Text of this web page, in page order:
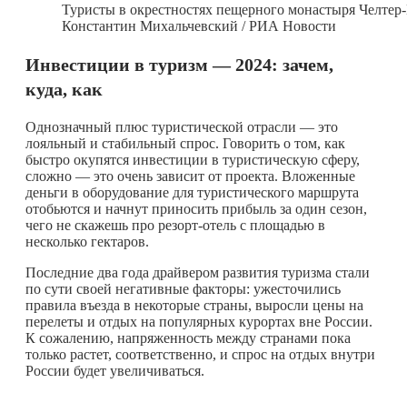
Туристы в окрестностях пещерного монастыря
Константин Михальчевский / РИА Новости
Инвестиции в туризм — 2024: зачем,
куда, как
Однозначный плюс туристической отрасли — это
лояльный и стабильный спрос. Говорить о том, как
быстро окупятся инвестиции в туристическую сферу,
сложно — это очень зависит от проекта. Вложенные
деньги в оборудование для туристического маршрута
отобьются и начнут приносить прибыль за один сезон,
чего не скажешь про резорт-отель с площадью в
несколько гектаров.
Последние два года драйвером развития туризма стали
по сути своей негативные факторы: ужесточились
правила въезда в некоторые страны, выросли цены на
перелеты и отдых на популярных курортах вне России.
К сожалению, напряженность между странами пока
только растет, соответственно, и спрос на отдых внутри
России будет увеличиваться.